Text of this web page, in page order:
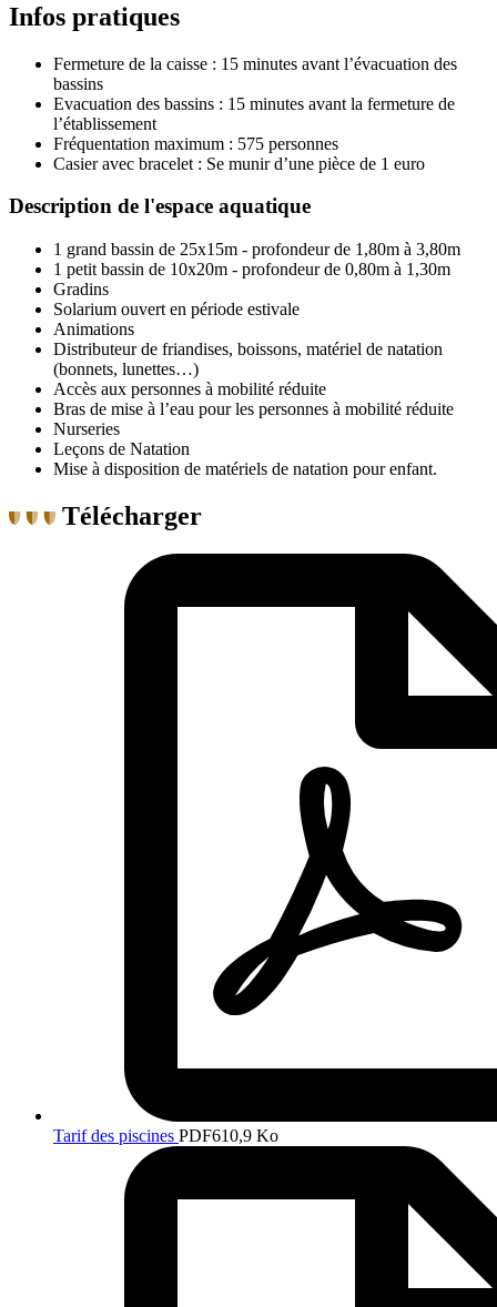
Infos pratiques
Fermeture de la caisse : 15 minutes avant l’évacuation des
bassins
Evacuation des bassins : 15 minutes avant la fermeture de
l’établissement
Fréquentation maximum : 575 personnes
Casier avec bracelet : Se munir d’une pièce de 1 euro
Description de l'espace aquatique
1 grand bassin de 25x15m - profondeur de 1,80m à 3,80m
1 petit bassin de 10x20m - profondeur de 0,80m à 1,30m
Gradins
Solarium ouvert en période estivale
Animations
Distributeur de friandises, boissons, matériel de natation
(bonnets, lunettes…)
Accès aux personnes à mobilité réduite
Bras de mise à l’eau pour les personnes à mobilité réduite
Nurseries
Leçons de Natation
Mise à disposition de matériels de natation pour enfant.
Télécharger
Tarif des piscines PDF610,9 Ko